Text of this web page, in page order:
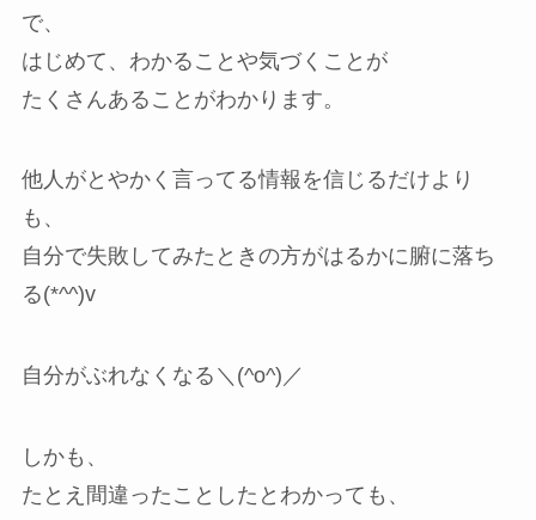
で、
はじめて、わかることや気づくことが
たくさんあることがわかります。
他人がとやかく言ってる情報を信じるだけより
も、
自分で失敗してみたときの方がはるかに腑に落ち
る(*^^)v
自分がぶれなくなる＼(^o^)／
しかも、
たとえ間違ったことしたとわかっても、